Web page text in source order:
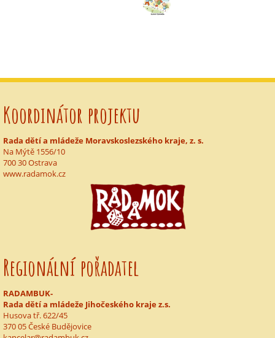
Koordinátor projektu
Rada dětí a mládeže Moravskoslezského kraje, z. s.
Na Mýtě 1556/10
700 30 Ostrava
www.radamok.cz
Regionální pořadatel
RADAMBUK-
Rada dětí a mládeže Jihočeského kraje z.s.
Husova tř. 622/45
370 05 České Budějovice